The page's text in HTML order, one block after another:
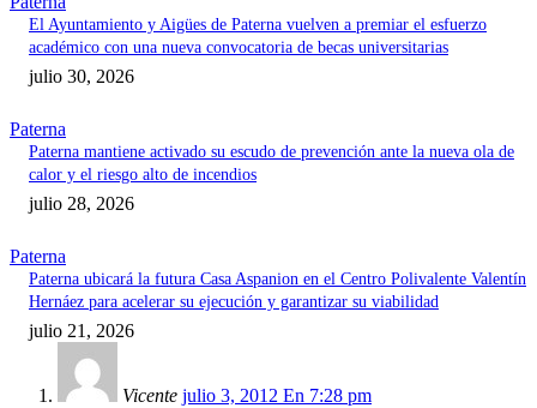
El Ayuntamiento y Aigües de Paterna vuelven a premiar el esfuerzo
académico con una nueva convocatoria de becas universitarias
julio 30, 2026
Paterna
Paterna mantiene activado su escudo de prevención ante la nueva ola de
calor y el riesgo alto de incendios
julio 28, 2026
Paterna
Paterna ubicará la futura Casa Aspanion en el Centro Polivalente Valentín
Hernáez para acelerar su ejecución y garantizar su viabilidad
julio 21, 2026
Vicente julio 3, 2012 En 7:28 pm